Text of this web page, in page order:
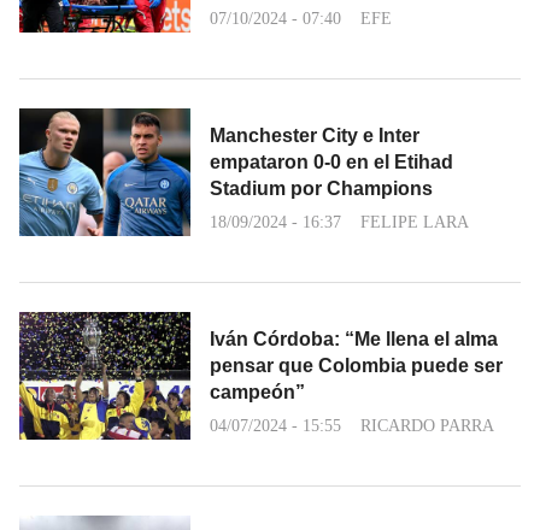
07/10/2024 - 07:40 EFE
Manchester City e Inter
empataron 0-0 en el Etihad
Stadium por Champions
18/09/2024 - 16:37 FELIPE LARA
Iván Córdoba: “Me llena el alma
pensar que Colombia puede ser
campeón”
04/07/2024 - 15:55 RICARDO PARRA